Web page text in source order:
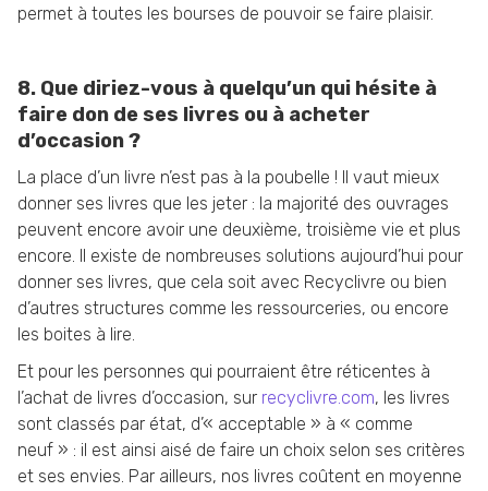
permet à toutes les bourses de pouvoir se faire plaisir.
8. Que diriez-vous à quelqu’un qui hésite à
faire don de ses livres ou à acheter
d’occasion ?
La place d’un livre n’est pas à la poubelle ! Il vaut mieux
donner ses livres que les jeter : la majorité des ouvrages
peuvent encore avoir une deuxième, troisième vie et plus
encore. Il existe de nombreuses solutions aujourd’hui pour
donner ses livres, que cela soit avec Recyclivre ou bien
d’autres structures comme les ressourceries, ou encore
les boites à lire.
Et pour les personnes qui pourraient être réticentes à
l’achat de livres d’occasion, sur recyclivre.com, les livres
sont classés par état, d’« acceptable » à « comme
neuf » : il est ainsi aisé de faire un choix selon ses critères
et ses envies. Par ailleurs, nos livres coûtent en moyenne